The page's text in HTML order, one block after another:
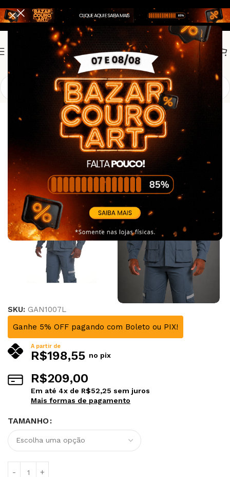
Bombeiro Civil Gandola Bombeiro Civil
Gandola Tática Bombeiro Civil Verde
Petróleo Acinzentado – Manga Longa c/
Refletivo – Rip Stop
SKU: GAN1007L
Ganhe 5% OFF pagando com Boleto ou PIX!
A partir de
R$198,55 no pix
R$209,00
Em até 4x de R$52,25 sem juros
Mais formas de pagamento
TAMANHO
Alternative: